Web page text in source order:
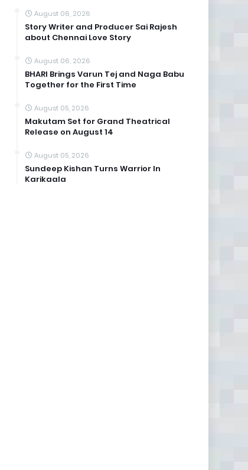
August 06, 2026
Story Writer and Producer Sai Rajesh
about Chennai Love Story
August 06, 2026
BHARI Brings Varun Tej and Naga Babu
Together for the First Time
August 05, 2026
Makutam Set for Grand Theatrical
Release on August 14
August 05, 2026
Sundeep Kishan Turns Warrior In
Karikaala